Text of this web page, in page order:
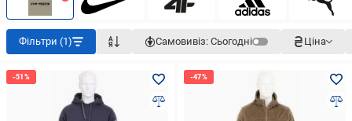
Фільтри (1) Самовивіз: Сьогодні Ціна